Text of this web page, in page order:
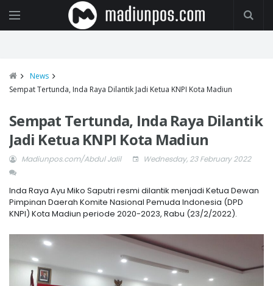
News
Sempat Tertunda, Inda Raya Dilantik Jadi Ketua KNPI Kota Madiun
Sempat Tertunda, Inda Raya Dilantik
Jadi Ketua KNPI Kota Madiun
Madiunpos.com/Abdul Jalil Wednesday, 23 February 2022
Inda Raya Ayu Miko Saputri resmi dilantik menjadi Ketua Dewan
Pimpinan Daerah Komite Nasional Pemuda Indonesia (DPD
KNPI) Kota Madiun periode 2020-2023, Rabu (23/2/2022).